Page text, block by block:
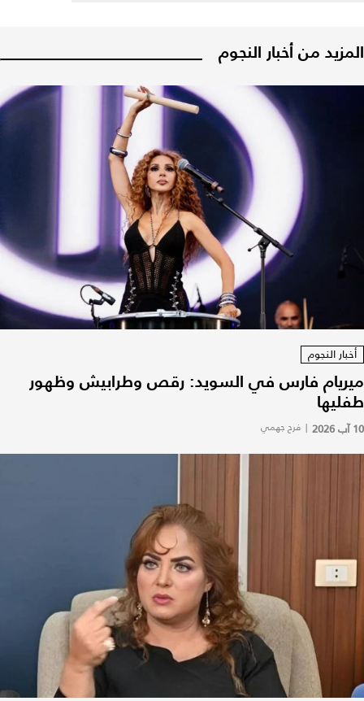
المزيد من أخبار النجوم
أخبار النجوم
ميريام فارس في السويد: رقص وطرابيش وظهور
طفليها
10 آب 2026 | فرح جهمي